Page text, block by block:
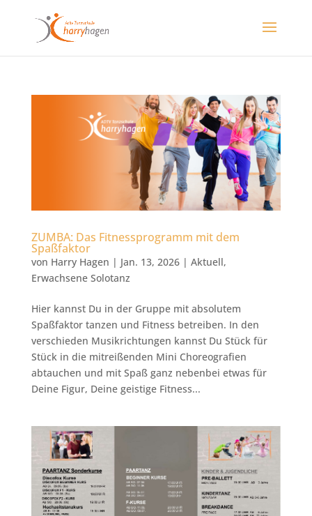
ZUMBA: Das Fitnessprogramm mit dem
Spaßfaktor
von Harry Hagen | Jan. 13, 2026| Aktuell,
Erwachsene Solotanz
Hier kannst Du in der Gruppe mit absolutem
Spaßfaktor tanzen und Fitness betreiben. In den
verschieden Musikrichtungen kannst Du Stück für
Stück in die mitreißenden Mini Choreografien
abtauchen und mit Spaß ganz nebenbei etwas für
Deine Figur, Deine geistige Fitness...